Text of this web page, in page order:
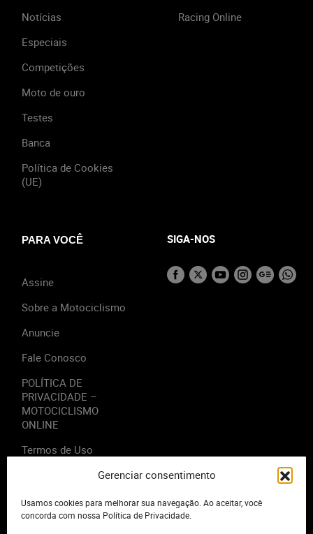
Gerenciar consentimento
Usamos cookies para melhorar sua navegação. Ao aceitar, você
concorda com nossa Política de Privacidade.
Notícias
Especiais
Competições
Moto de ouro
Testes
Banca
Política de Cookies
(UE)
Racing Online
PARA VOCÊ
Assine
Sobre a Motociclismo
Anuncie
Fale Conosco
POLÍTICA DE
PRIVACIDADE –
MOTOCICLISMO
ONLINE
Termos de Uso
SIGA-NOS
2023 - Editora Motor Midia. Todos os direitos reservados.